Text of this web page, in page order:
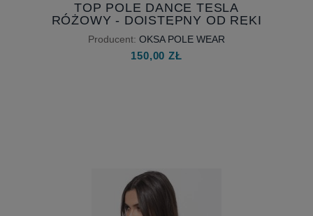
TOP POLE DANCE TESLA
RÓŻOWY - DOISTĘPNY OD RĘKI
Producent: OKSA POLE WEAR
150,00 ZŁ